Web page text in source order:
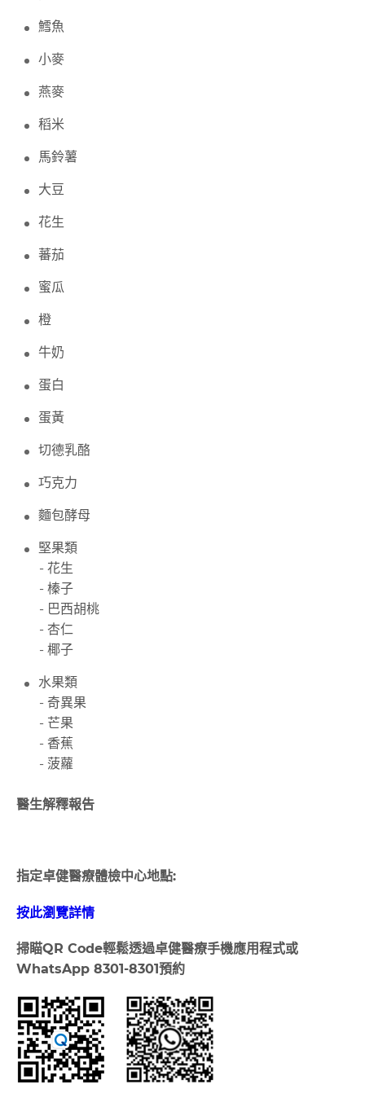
鱈魚
小麥
燕麥
稻米
馬鈴薯
大豆
花生
蕃茄
蜜瓜
橙
牛奶
蛋白
蛋黃
切德乳酪
巧克力
麵包酵母
堅果類
- 花生
- 榛子
- 巴西胡桃
- 杏仁
- 椰子
水果類
- 奇異果
- 芒果
- 香蕉
- 菠蘿
醫生解釋報告
指定卓健醫療體檢中心地點:
按此瀏覽詳情
掃瞄QR Code輕鬆透過卓健醫療手機應用程式或
WhatsApp 8301-8301預約